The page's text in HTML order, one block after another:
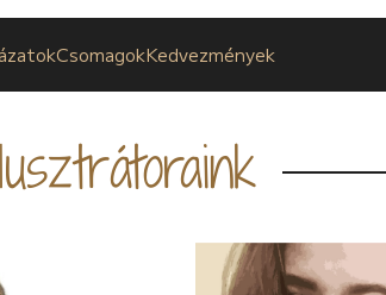
CsomagokKedvezmények